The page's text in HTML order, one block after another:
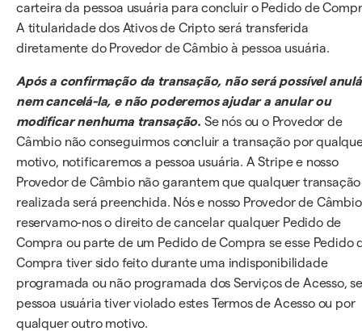
carteira da pessoa usuária para concluir o Pedido de
A titularidade dos Ativos de Cripto será transferida
diretamente do Provedor de Câmbio à pessoa usuária.
Após a confirmação da transação, não será possível
nem cancelá-la, e não poderemos ajudar a anular ou
modificar nenhuma transação. Se nós ou o Provedor de
Câmbio não conseguirmos concluir a transação por
motivo, notificaremos a pessoa usuária. A Stripe e nosso
Provedor de Câmbio não garantem que qualquer transação
realizada será preenchida. Nós e nosso Provedor de Câmbio
reservamo-nos o direito de cancelar qualquer Pedido de
Compra ou parte de um Pedido de Compra se esse Pedido
Compra tiver sido feito durante uma indisponibilidade
programada ou não programada dos Serviços de Acesso,
pessoa usuária tiver violado estes Termos de Acesso ou por
qualquer outro motivo.